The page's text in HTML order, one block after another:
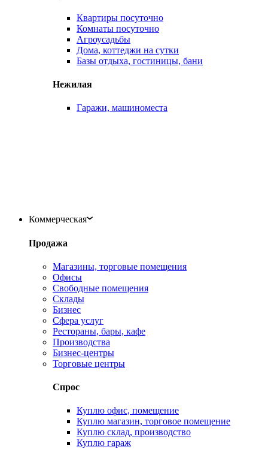
Квартиры посуточно
Комнаты посуточно
Агроусадьбы
Дома, коттеджи на сутки
Базы отдыха, гостиницы, бани
Нежилая
Гаражи, машиноместа
Коммерческая
Продажа
Магазины, торговые помещения
Офисы
Свободные помещения
Склады
Бизнес
Сфера услуг
Рестораны, бары, кафе
Производства
Бизнес-центры
Торговые центры
Спрос
Куплю офис, помещение
Куплю магазин, торговое помещение
Куплю склад, производство
Куплю гараж